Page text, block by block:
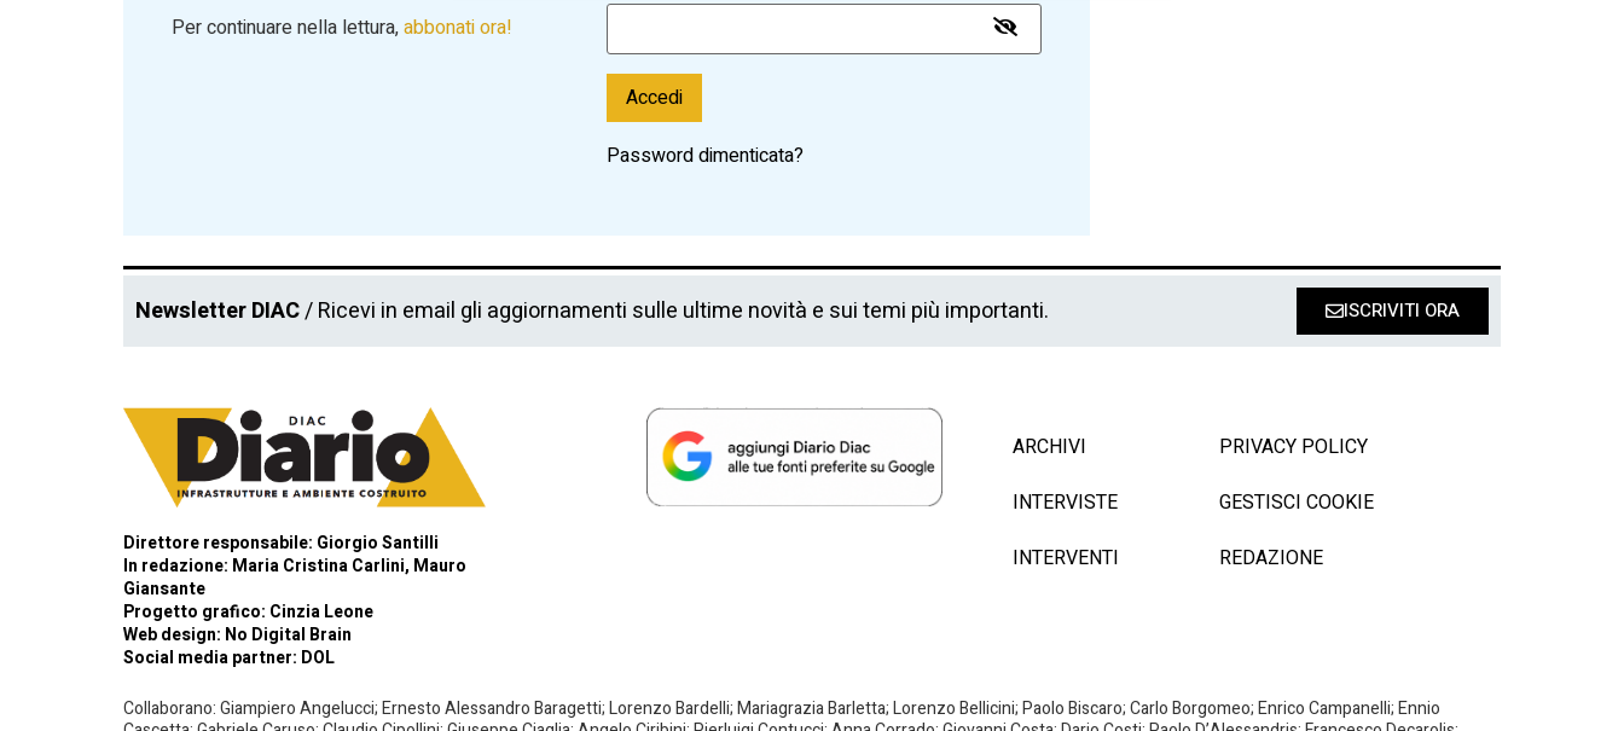
Per continuare nella lettura,abbonati ora!
Accedi
Password dimenticata?
Newsletter DIAC/ Ricevi in email gli aggiornamenti sulle ultime novità e sui temi più importanti. ISCRIVITI ORA
Direttore responsabile: Giorgio Santilli
In redazione: Maria Cristina Carlini, Mauro
Giansante
Progetto grafico: Cinzia Leone
Web design: No Digital Brain
Social media partner: DOL
ARCHIVI
INTERVISTE
INTERVENTI
PRIVACY POLICY
GESTISCI COOKIE
REDAZIONE
Collaborano: Giampiero Angelucci; Ernesto Alessandro Baragetti; Lorenzo Bardelli; Mariagrazia Barletta; Lorenzo Bellicini; Paolo Biscaro; Carlo Borgomeo; Enrico Campanelli; Ennio